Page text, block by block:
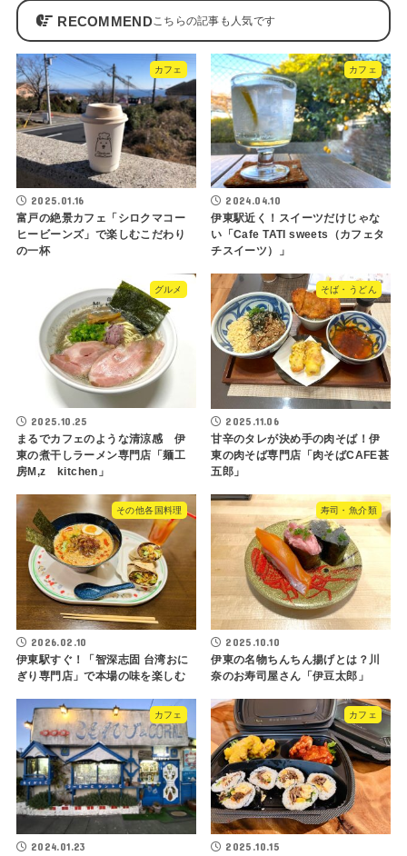
RECOMMEND
カフェ
2025.01.16
富戸の絶景カフェ「シロクマコー
ヒービーンズ」で楽しむこだわり
の一杯
カフェ
2024.04.10
伊東駅近く！スイーツだけじゃな
い「Cafe TATI sweets（カフェタ
チスイーツ）」
グルメ
2025.10.25
まるでカフェのような清涼感 伊
東の煮干しラーメン専門店「麺工
房M,z kitchen」
そば・うどん
2025.11.06
甘辛のタレが決め手の肉そば！伊
東の肉そば専門店「肉そばCAFE甚
五郎」
その他各国料理
2026.02.10
伊東駅すぐ！「智深志固 台湾おに
ぎり専門店」で本場の味を楽しむ
寿司・魚介類
2025.10.10
伊東の名物ちんちん揚げとは？川
奈のお寿司屋さん「伊豆太郎」
カフェ
2024.01.23
カフェ
2025.10.15